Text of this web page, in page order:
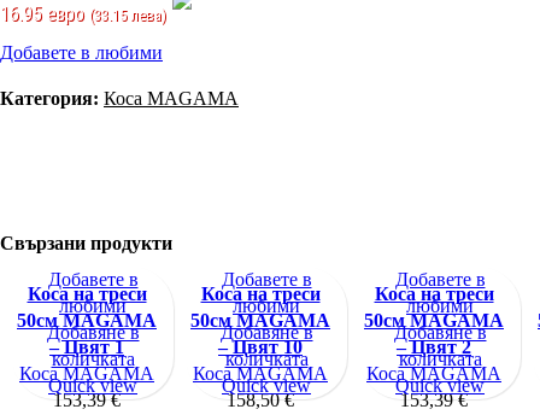
16.95 евро (33.15 лева)
Добавете в любими
Категория: Коса MAGAMA
Свързани продукти
Коса на треси
50см MAGAMA
– Цвят 1
Коса MAGAMA
153,39€
Добавете в
любими
Добавяне в
количката
Quick view
Коса на треси
50см MAGAMA
– Цвят 10
Коса MAGAMA
158,50€
Добавете в
любими
Добавяне в
количката
Quick view
Коса на треси
50см MAGAMA
– Цвят 2
Коса MAGAMA
153,39€
Добавете в
любими
Добавяне в
количката
Quick view